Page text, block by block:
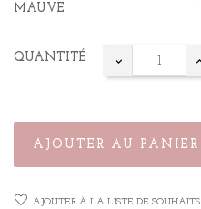
MAUVE
QUANTITÉ
AJOUTER AU PANIER
AJOUTER À LA LISTE DE SOUHAITS